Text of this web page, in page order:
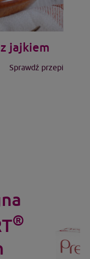
jajkiem
Sprawdź przepis >
®